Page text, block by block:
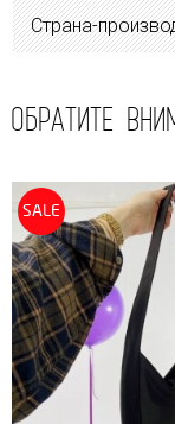
Страна-
ОБРАТИТЕ
SALE